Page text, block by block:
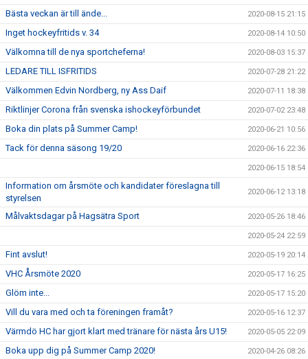
Bästa veckan är till ände... 2020-08-15 21:15
Inget hockeyfritids v. 34 2020-08-14 10:50
Välkomna till de nya sportcheferna! 2020-08-03 15:37
LEDARE TILL ISFRITIDS 2020-07-28 21:22
Välkommen Edvin Nordberg, ny Ass Daif 2020-07-11 18:38
Riktlinjer Corona från svenska ishockeyförbundet 2020-07-02 23:48
Boka din plats på Summer Camp! 2020-06-21 10:56
Tack för denna säsong 19/20 2020-06-16 22:36
2020-06-15 18:54
Information om årsmöte och kandidater föreslagna till
styrelsen
2020-06-12 13:18
Målvaktsdagar på Hagsätra Sport 2020-05-26 18:46
2020-05-24 22:59
Fint avslut! 2020-05-19 20:14
VHC Årsmöte 2020 2020-05-17 16:25
Glöm inte... 2020-05-17 15:20
Vill du vara med och ta föreningen framåt? 2020-05-16 12:37
Värmdö HC har gjort klart med tränare för nästa års U15! 2020-05-05 22:09
Boka upp dig på Summer Camp 2020! 2020-04-26 08:26